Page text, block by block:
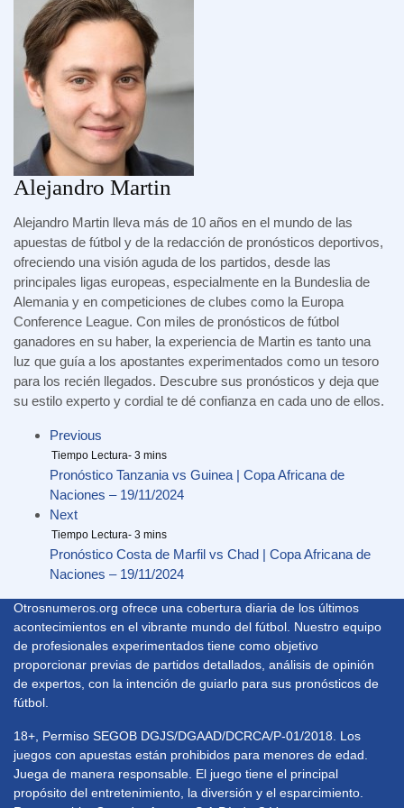
Alejandro Martin
Alejandro Martin lleva más de 10 años en el mundo de las
apuestas de fútbol y de la redacción de pronósticos deportivos,
ofreciendo una visión aguda de los partidos, desde las
principales ligas europeas, especialmente en la Bundeslia de
Alemania y en competiciones de clubes como la Europa
Conference League. Con miles de pronósticos de fútbol
ganadores en su haber, la experiencia de Martin es tanto una
luz que guía a los apostantes experimentados como un tesoro
para los recién llegados. Descubre sus pronósticos y deja que
su estilo experto y cordial te dé confianza en cada uno de ellos.
Previous
Pronóstico Tanzania vs Guinea | Copa Africana de
Naciones – 19/11/2024
Next
Pronóstico Costa de Marfil vs Chad | Copa Africana de
Naciones – 19/11/2024
Otrosnumeros.org ofrece una cobertura diaria de los últimos
acontecimientos en el vibrante mundo del fútbol. Nuestro equipo
de profesionales experimentados tiene como objetivo
proporcionar previas de partidos detallados, análisis de opinión
de expertos, con la intención de guiarlo para sus pronósticos de
fútbol.
18+, Permiso SEGOB DGJS/DGAAD/DCRCA/P-01/2018. Los
juegos con apuestas están prohibidos para menores de edad.
Juega de manera responsable. El juego tiene el principal
propósito del entretenimiento, la diversión y el esparcimiento.